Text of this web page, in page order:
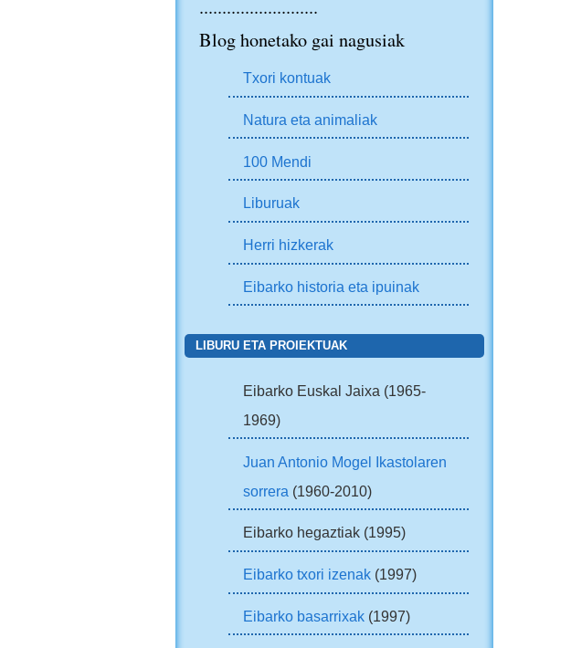
..........................
Blog honetako gai nagusiak
Txori kontuak
Natura eta animaliak
100 Mendi
Liburuak
Herri hizkerak
Eibarko historia eta ipuinak
LIBURU ETA PROIEKTUAK
Eibarko Euskal Jaixa (1965-
1969)
Juan Antonio Mogel Ikastolaren
sorrera (1960-2010)
Eibarko hegaztiak (1995)
Eibarko txori izenak (1997)
Eibarko basarrixak (1997)